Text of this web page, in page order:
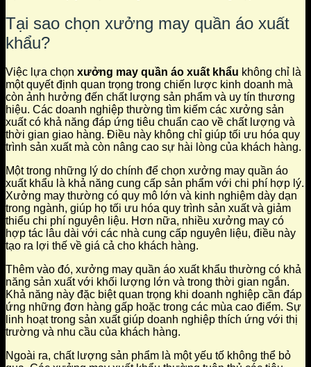
Tại sao chọn xưởng may quần áo xuất
khẩu?
Việc lựa chọn xưởng may quần áo xuất khẩu không chỉ là
một quyết định quan trọng trong chiến lược kinh doanh mà
còn ảnh hưởng đến chất lượng sản phẩm và uy tín thương
hiệu. Các doanh nghiệp thường tìm kiếm các xưởng sản
xuất có khả năng đáp ứng tiêu chuẩn cao về chất lượng và
thời gian giao hàng. Điều này không chỉ giúp tối ưu hóa quy
trình sản xuất mà còn nâng cao sự hài lòng của khách hàng.
Một trong những lý do chính để chọn xưởng may quần áo
xuất khẩu là khả năng cung cấp sản phẩm với chi phí hợp lý.
Xưởng may thường có quy mô lớn và kinh nghiệm dày dạn
trong ngành, giúp họ tối ưu hóa quy trình sản xuất và giảm
thiểu chi phí nguyên liệu. Hơn nữa, nhiều xưởng may có
hợp tác lâu dài với các nhà cung cấp nguyên liệu, điều này
tạo ra lợi thế về giá cả cho khách hàng.
Thêm vào đó, xưởng may quần áo xuất khẩu thường có khả
năng sản xuất với khối lượng lớn và trong thời gian ngắn.
Khả năng này đặc biệt quan trọng khi doanh nghiệp cần đáp
ứng những đơn hàng gấp hoặc trong các mùa cao điểm. Sự
linh hoạt trong sản xuất giúp doanh nghiệp thích ứng với thị
trường và nhu cầu của khách hàng.
Ngoài ra, chất lượng sản phẩm là một yếu tố không thể bỏ